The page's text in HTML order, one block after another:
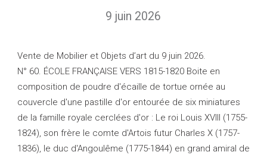
9 juin 2026
Vente de Mobilier et Objets d’art du 9 juin 2026.
N° 60. ÉCOLE FRANÇAISE VERS 1815-1820 Boite en
composition de poudre d'écaille de tortue ornée au
couvercle d'une pastille d'or entourée de six miniatures
de la famille royale cerclées d'or : Le roi Louis XVIII (1755-
1824), son frère le comte d'Artois futur Charles X (1757-
1836), le duc d'Angoulême (1775-1844) en grand amiral de